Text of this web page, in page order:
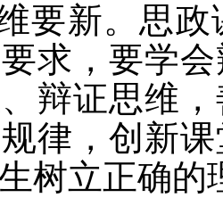
要新。思
求，要学
辩证思维
律，创新
树立正确的